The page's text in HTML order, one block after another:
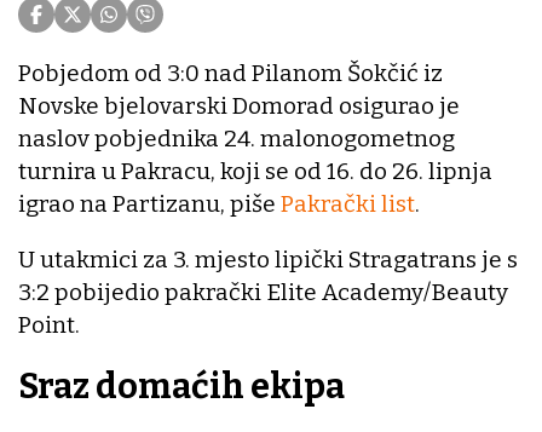
Pobjedom od 3:0 nad Pilanom Šokčić iz
Novske bjelovarski Domorad osigurao je
naslov pobjednika 24. malonogometnog
turnira u Pakracu, koji se od 16. do 26. lipnja
igrao na Partizanu, piše Pakrački list.
U utakmici za 3. mjesto lipički Stragatrans je s
3:2 pobijedio pakrački Elite Academy/Beauty
Point.
Sraz domaćih ekipa